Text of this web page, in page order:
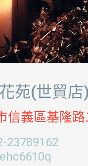
苑(世貿店)
信義區基隆
23789162